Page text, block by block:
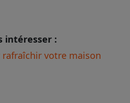
intéresser :
rafraîchir votre maison